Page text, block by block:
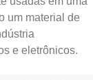
um material de
e eletrônicos.